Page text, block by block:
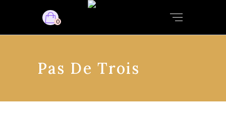
0
Pas De Trois